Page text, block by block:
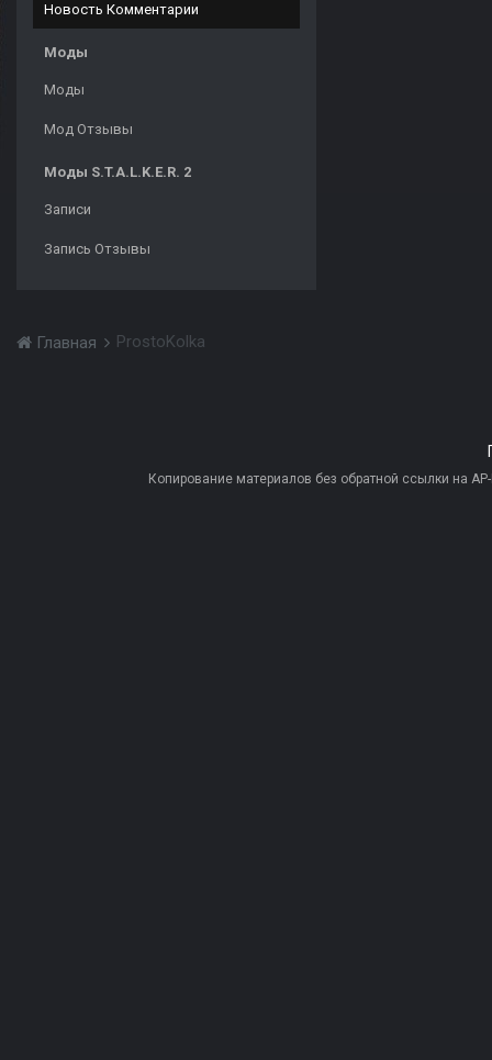
Новость Комментарии
Моды
Моды
Мод Отзывы
Моды S.T.A.L.K.E.R. 2
Записи
Запись Отзывы
Главная ProstoKolka
Копирование материалов без обратной ссылки на